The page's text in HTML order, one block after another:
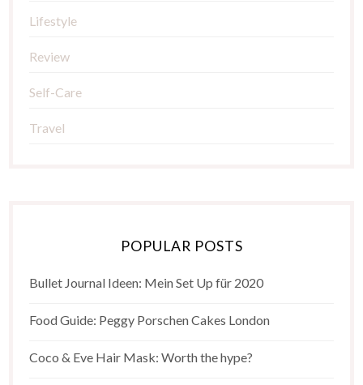
Lifestyle
Review
Self-Care
Travel
POPULAR POSTS
Bullet Journal Ideen: Mein Set Up für 2020
Food Guide: Peggy Porschen Cakes London
Coco & Eve Hair Mask: Worth the hype?